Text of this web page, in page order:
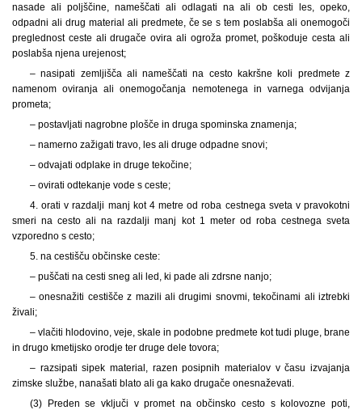
nasade ali poljščine, nameščati ali odlagati na ali ob cesti les, opeko,
odpadni ali drug material ali predmete, če se s tem poslabša ali onemogoči
preglednost ceste ali drugače ovira ali ogroža promet, poškoduje cesta ali
poslabša njena urejenost;
– nasipati zemljišča ali nameščati na cesto kakršne koli predmete z
namenom oviranja ali onemogočanja nemotenega in varnega odvijanja
prometa;
– postavljati nagrobne plošče in druga spominska znamenja;
– namerno zažigati travo, les ali druge odpadne snovi;
– odvajati odplake in druge tekočine;
– ovirati odtekanje vode s ceste;
4. orati v razdalji manj kot 4 metre od roba cestnega sveta v pravokotni
smeri na cesto ali na razdalji manj kot 1 meter od roba cestnega sveta
vzporedno s cesto;
5. na cestišču občinske ceste:
– puščati na cesti sneg ali led, ki pade ali zdrsne nanjo;
– onesnažiti cestišče z mazili ali drugimi snovmi, tekočinami ali iztrebki
živali;
– vlačiti hlodovino, veje, skale in podobne predmete kot tudi pluge, brane
in drugo kmetijsko orodje ter druge dele tovora;
– razsipati sipek material, razen posipnih materialov v času izvajanja
zimske službe, nanašati blato ali ga kako drugače onesnaževati.
(3) Preden se vključi v promet na občinsko cesto s kolovozne poti,